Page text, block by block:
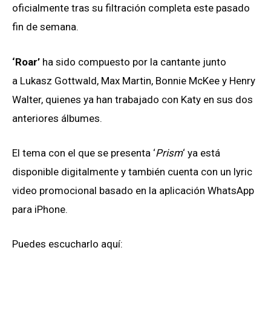
oficialmente tras su filtración completa este pasado
fin de semana.
‘Roar’ ha sido compuesto por la cantante junto
a Lukasz Gottwald, Max Martin, Bonnie McKee y Henry
Walter, quienes ya han trabajado con Katy en sus dos
anteriores álbumes.
El tema con el que se presenta ‘Prism‘ ya está
disponible digitalmente y también cuenta con un lyric
video promocional basado en la aplicación WhatsApp
para iPhone.
Puedes escucharlo aquí: